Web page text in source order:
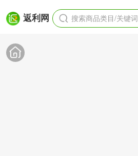
返利网 搜索商品类目/关键词